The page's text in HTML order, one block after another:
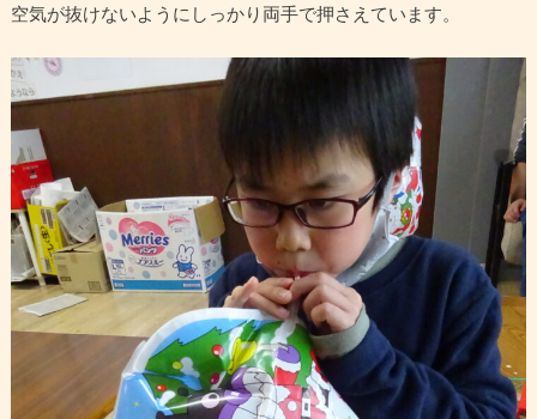
空気が抜けないようにしっかり両手で押さえています。